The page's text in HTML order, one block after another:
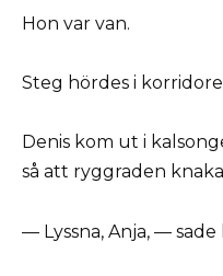
Hon var van.
Steg hördes i
Denis kom ut i
så att ryggraden
— Lyssna, Anja, —